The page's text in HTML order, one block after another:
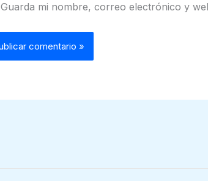
Guarda mi nombre, correo electrónico y